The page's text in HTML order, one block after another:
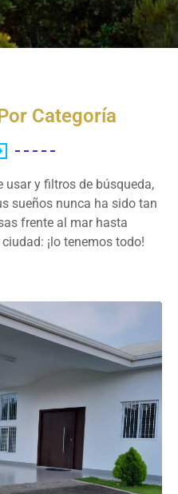
Categoría
y filtros de búsqueda,
sueños nunca ha sido tan
frente al mar hasta
¡lo tenemos todo!